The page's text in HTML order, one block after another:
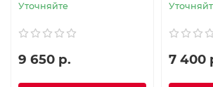
Уточняйте
9 650 р. 7 400